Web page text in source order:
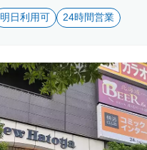
明日利用可 24時間営業